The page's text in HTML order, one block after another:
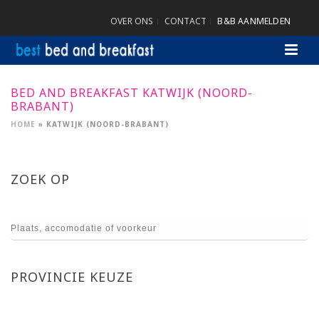
OVER ONS CONTACT B&B AANMELDEN
BED AND BREAKFAST KATWIJK (NOORD-
BRABANT)
HOME » KATWIJK (NOORD-BRABANT)
ZOEK OP
PROVINCIE KEUZE